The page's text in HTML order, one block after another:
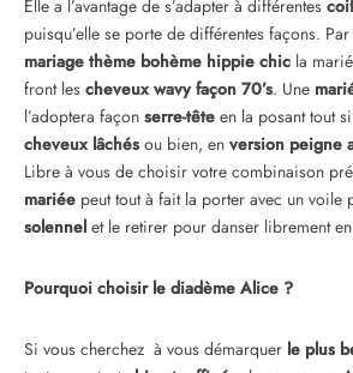
Elle a l’avantage de s’adapter à différentes
puisqu’elle se porte de différentes façons. Par
mariage thème bohème hippie chic la
front les cheveux wavy façon 70’s. Une
l’adoptera façon serre-tête en la posant tout
cheveux lâchés ou bien, en version peigne
Libre à vous de choisir votre combinaison
mariée peut tout à fait la porter avec un voile
solennel et le retirer pour danser librement
Pourquoi choisir le diadème Alice ?
Si vous cherchez à vous démarquer le plus